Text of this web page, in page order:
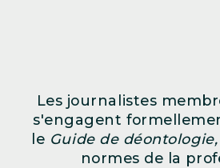
Les journalistes
s'engagent
le Guide de déontologie,
normes de la